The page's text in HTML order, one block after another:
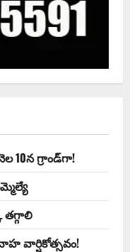
నెల 10న గ్రాండ్‌గా!
తగ్గాలి
వార్షికోత్సవం!